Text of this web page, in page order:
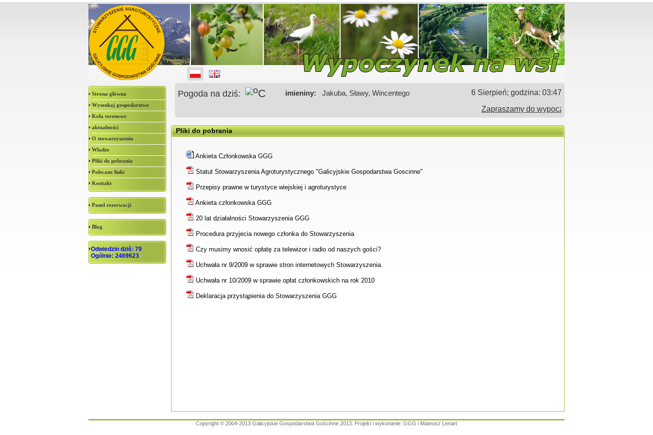
Strona główna
Wyszukaj gospodarstwo
Koła terenowe
aktualności
O stowarzyszeniu
Władze
Pliki do pobrania
Polecane linki
Kontakt
Panel rezerwacji
Blog
Odwiedzin dziś: 79
Ogólnie: 2469623
Pogoda na dziś: oC imieniny: Jakuba, Sławy, Wincentego 6 Sierpień; godzina: 03:47
Zapraszamy do wypoczynku w gospodarstwach
Pliki do pobrania
Ankieta Członkowska GGG
Statut Stowarzyszenia Agroturystycznego "Galicyjskie Gospodarstwa Goscinne"
Przepisy prawne w turystyce wiejskiej i agroturystyce
Ankieta członkowska GGG
20 lat działalności Stowarzyszenia GGG
Procedura przyjecia nowego członka do Stowarzyszenia
Czy musimy wnosić opłatę za telewizor i radio od naszych gości?
Uchwała nr 9/2009 w sprawie stron internetowych Stowarzyszenia.
Uchwała nr 10/2009 w sprawie opłat członkowskich na rok 2010
Deklaracja przystąpienia do Stowarzyszenia GGG
Copyright © 2004-2013 Galicyjskie Gospodarstwa Gościnne 2013. Projekt i wykonanie: GGG i Mateusz Lenart